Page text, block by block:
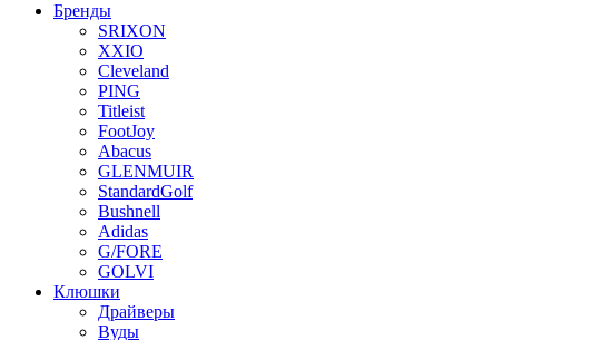
Бренды
SRIXON
XXIO
Cleveland
PING
Titleist
FootJoy
Abacus
GLENMUIR
StandardGolf
Bushnell
Adidas
G/FORE
GOLVI
Клюшки
Драйверы
Вуды